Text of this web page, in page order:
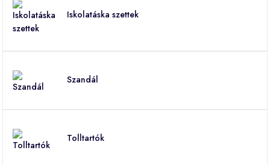
Iskolatáska szettek
Szandál
Tolltartók